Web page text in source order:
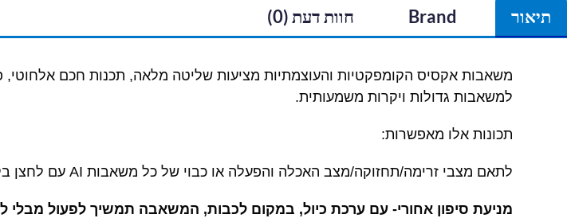
תיאור Brand חוות דעת (0)
למשאבות גדולות ויקרות משמעותית.
תכונות אלו מאפשרות:
לתאם מצבי זרימה/תחזוקה/מצב האכלה והפעלה או כבוי של כל משאבות AI עם לחצן בקרה על משאבה אחת.
מניעת סיפון אחורי- עם ערכת כיול, במקום לכבות, המשאבה תמשיך לפעול מבלי